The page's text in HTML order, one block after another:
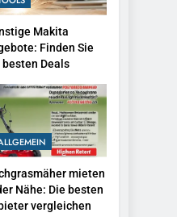
dir deinen
im Garten
Die besten
Makita
Finden Sie
besten Deals
mieten
Nähe: Die besten
vergleichen